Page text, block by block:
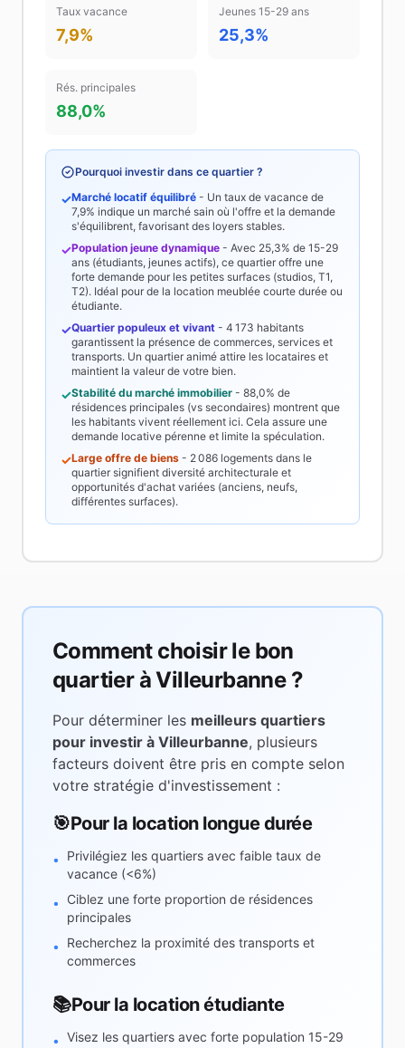
Taux vacance
7,9%
Jeunes 15-29 ans
25,3%
Rés. principales
88,0%
Pourquoi investir dans ce quartier ?
✓Marché locatif équilibré - Un taux de vacance de
7,9% indique un marché sain où l'offre et la demande
s'équilibrent, favorisant des loyers stables.
✓Population jeune dynamique - Avec 25,3% de 15-29
ans (étudiants, jeunes actifs), ce quartier offre une
forte demande pour les petites surfaces (studios, T1,
T2). Idéal pour de la location meublée courte durée ou
étudiante.
✓Quartier populeux et vivant - 4 173 habitants
garantissent la présence de commerces, services et
transports. Un quartier animé attire les locataires et
maintient la valeur de votre bien.
✓Stabilité du marché immobilier - 88,0% de
résidences principales (vs secondaires) montrent que
les habitants vivent réellement ici. Cela assure une
demande locative pérenne et limite la spéculation.
✓Large offre de biens - 2 086 logements dans le
quartier signifient diversité architecturale et
opportunités d'achat variées (anciens, neufs,
différentes surfaces).
Comment choisir le bon
quartier àVilleurbanne?
Pour déterminer les meilleurs quartiers
pour investir à Villeurbanne, plusieurs
facteurs doivent être pris en compte selon
votre stratégie d'investissement :
🎯Pour la location longue durée
•
Privilégiez les quartiers avec faible taux de
vacance (<6%)
•
Ciblez une forte proportion de résidences
principales
•
Recherchez la proximité des transports et
commerces
📚Pour la location étudiante
• Visez les quartiers avec forte population 15-29